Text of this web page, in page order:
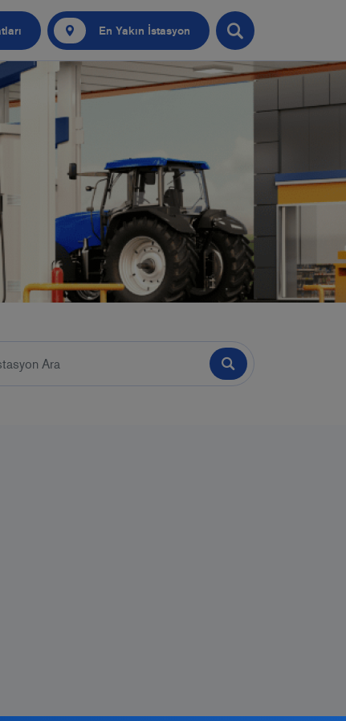
Güvenlik Testi
Otobil
En Yakın İstasyon